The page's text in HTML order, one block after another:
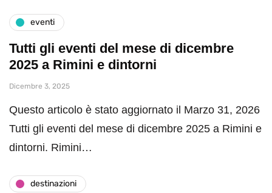
eventi
Tutti gli eventi del mese di dicembre
2025 a Rimini e dintorni
Dicembre 3, 2025
Questo articolo è stato aggiornato il Marzo 31, 2026
Tutti gli eventi del mese di dicembre 2025 a Rimini e
dintorni. Rimini…
destinazioni